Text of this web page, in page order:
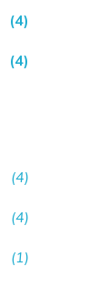
(4)
(4)
(4)
(4)
(1)